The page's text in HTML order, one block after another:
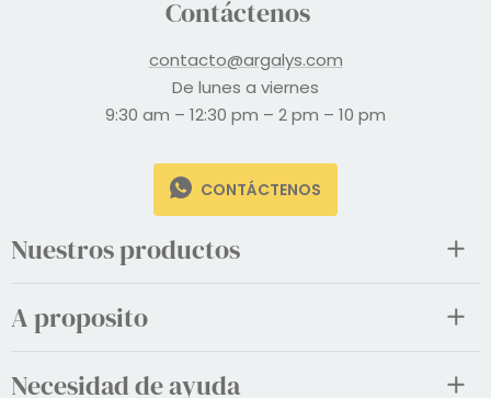
Contáctenos
contacto@argalys.com
De lunes a viernes
9:30 am – 12:30 pm – 2 pm – 10 pm
Nuestros productos
A proposito